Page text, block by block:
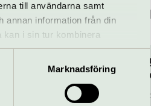
till användarna samt
annan information från din
i sin tur kombinera
du har använt deras tjänster.
Marknadsföring
Samuel
friends
16 augusti